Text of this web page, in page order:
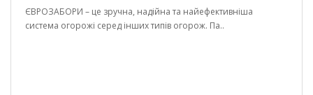
ЄВРОЗАБОРИ – це зручна, надійна та найефективніша
система огорожі серед інших типів огорож. Па..